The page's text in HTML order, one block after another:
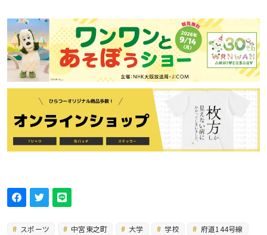
スポーツ 中宮東之町 大学 学校
府道144号線